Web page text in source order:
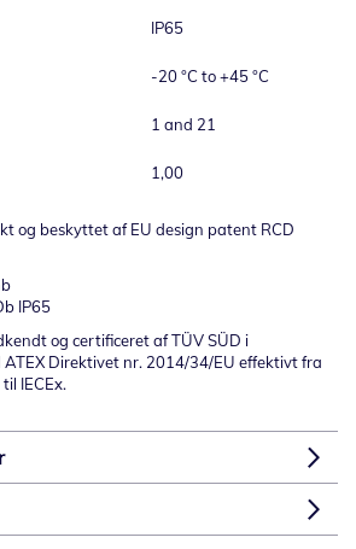
IP65
-20 °C to +45 °C
1 and 21
1,00
og beskyttet af EU design patent RCD
IP65
og certificeret af TÜV SÜD i
ATEX Direktivet nr. 2014/34/EU effektivt fra
IECEx.